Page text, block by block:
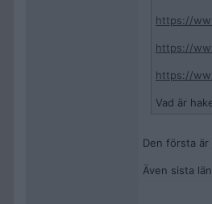
https://
https://
https://
Vad är
Den första
Även sista